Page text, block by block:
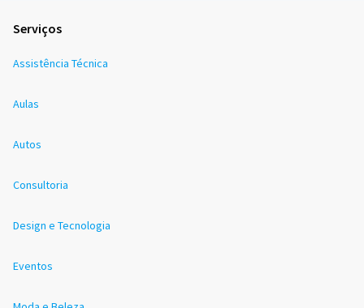
Serviços
Assistência Técnica
Aulas
Autos
Consultoria
Design e Tecnologia
Eventos